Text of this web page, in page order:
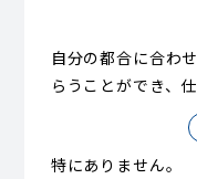
自分の都合に合わ
らうことができ、
特にありません。